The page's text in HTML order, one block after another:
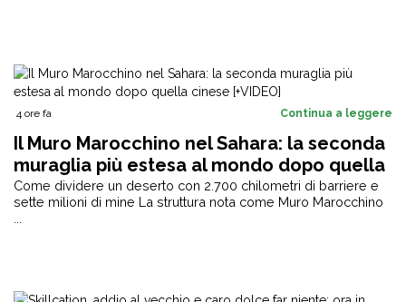
4 ore fa Continua a leggere
Il Muro Marocchino nel Sahara: la seconda
muraglia più estesa al mondo dopo quella
cinese [+VIDEO]
Come dividere un deserto con 2.700 chilometri di barriere e
sette milioni di mine La struttura nota come Muro Marocchino